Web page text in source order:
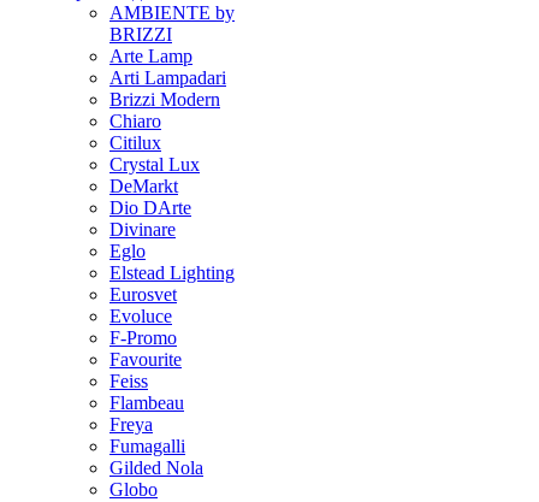
AMBIENTE by
BRIZZI
Arte Lamp
Arti Lampadari
Brizzi Modern
Chiaro
Citilux
Crystal Lux
DeMarkt
Dio DArte
Divinare
Eglo
Elstead Lighting
Eurosvet
Evoluce
F-Promo
Favourite
Feiss
Flambeau
Freya
Fumagalli
Gilded Nola
Globo